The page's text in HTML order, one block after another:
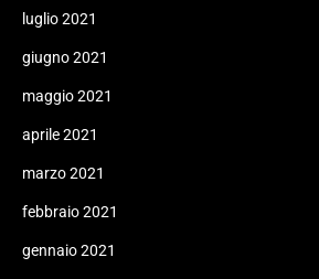
luglio 2021
giugno 2021
maggio 2021
aprile 2021
marzo 2021
febbraio 2021
gennaio 2021